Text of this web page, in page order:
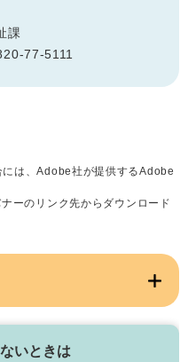
課
77-5111
は、Adobe社が提供するAdobe
ーのリンク先からダウンロード
いときは